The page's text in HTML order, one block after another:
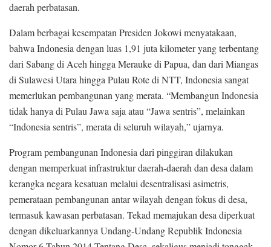
daerah perbatasan.
Dalam berbagai kesempatan Presiden Jokowi menyatakaan,
bahwa Indonesia dengan luas 1,91 juta kilometer yang terbentang
dari Sabang di Aceh hingga Merauke di Papua, dan dari Miangas
di Sulawesi Utara hingga Pulau Rote di NTT, Indonesia sangat
memerlukan pembangunan yang merata. “Membangun Indonesia
tidak hanya di Pulau Jawa saja atau “Jawa sentris”, melainkan
“Indonesia sentris”, merata di seluruh wilayah,” ujarnya.
Program pembangunan Indonesia dari pinggiran dilakukan
dengan memperkuat infrastruktur daerah-daerah dan desa dalam
kerangka negara kesatuan melalui desentralisasi asimetris,
pemerataan pembangunan antar wilayah dengan fokus di desa,
termasuk kawasan perbatasan. Tekad memajukan desa diperkuat
dengan dikeluarkannya Undang-Undang Republik Indonesia